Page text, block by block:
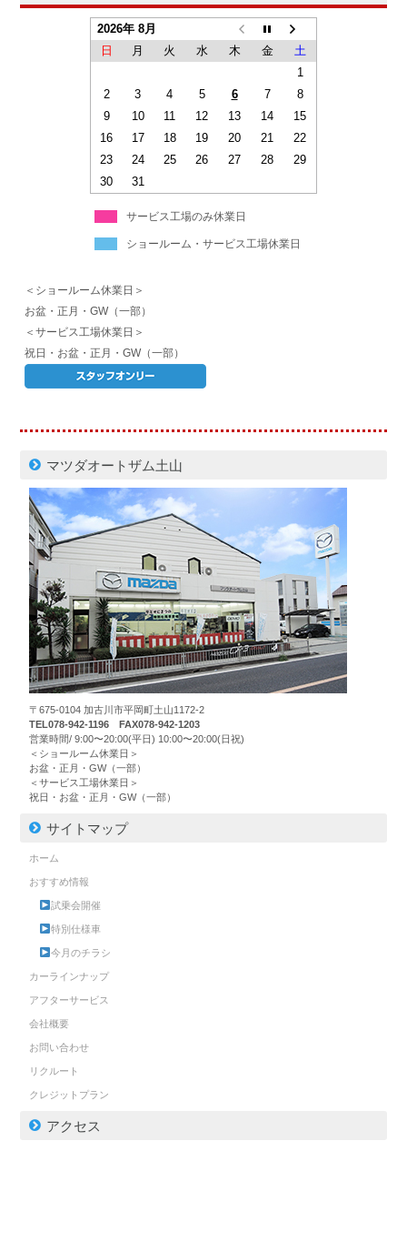
2026年 8月
日
月 火 水 木 金
土
1
2
3 4 5 6 7
8
9
10 11 12 13 14
15
16
17 18 19 20 21
22
23
24 25 26 27 28
29
30
31
サービス工場のみ休業日
ショールーム・サービス工場休業日
＜ショールーム休業日＞
お盆・正月・GW（一部）
＜サービス工場休業日＞
祝日・お盆・正月・GW（一部）
マツダオートザム土山
〒675-0104 加古川市平岡町土山1172-2
TEL078-942-1196 FAX078-942-1203
営業時間/ 9:00〜20:00(平日) 10:00〜20:00(日祝)
＜ショールーム休業日＞
お盆・正月・GW（一部）
＜サービス工場休業日＞
祝日・お盆・正月・GW（一部）
サイトマップ
ホーム
おすすめ情報
試乗会開催
特別仕様車
今月のチラシ
カーラインナップ
アフターサービス
会社概要
お問い合わせ
リクルート
クレジットプラン
アクセス